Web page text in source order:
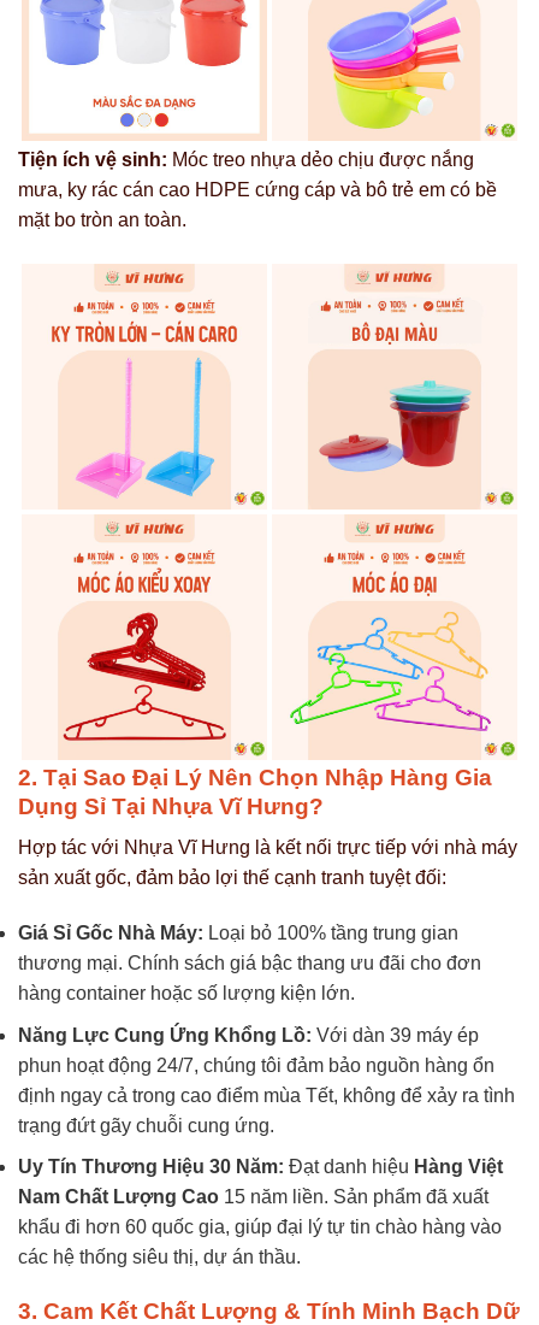
Tiện ích vệ sinh: Móc treo nhựa dẻo chịu được nắng
mưa, ky rác cán cao HDPE cứng cáp và bô trẻ em có bề
mặt bo tròn an toàn.
2. Tại Sao Đại Lý Nên Chọn Nhập Hàng Gia
Dụng Sỉ Tại Nhựa Vĩ Hưng?
Hợp tác với Nhựa Vĩ Hưng là kết nối trực tiếp với nhà máy
sản xuất gốc, đảm bảo lợi thế cạnh tranh tuyệt đối:
Giá Sỉ Gốc Nhà Máy: Loại bỏ 100% tầng trung gian
thương mại. Chính sách giá bậc thang ưu đãi cho đơn
hàng container hoặc số lượng kiện lớn.
Năng Lực Cung Ứng Khổng Lồ: Với dàn 39 máy ép
phun hoạt động 24/7, chúng tôi đảm bảo nguồn hàng ổn
định ngay cả trong cao điểm mùa Tết, không để xảy ra tình
trạng đứt gãy chuỗi cung ứng.
Uy Tín Thương Hiệu 30 Năm: Đạt danh hiệu Hàng Việt
Nam Chất Lượng Cao 15 năm liền. Sản phẩm đã xuất
khẩu đi hơn 60 quốc gia, giúp đại lý tự tin chào hàng vào
các hệ thống siêu thị, dự án thầu.
3. Cam Kết Chất Lượng & Tính Minh Bạch Dữ